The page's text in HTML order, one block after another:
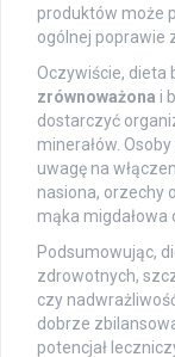
produktów może
ogólnej poprawie
Oczywiście, dieta
zrównoważona i
dostarczyć
minerałów.
uwagę na
nasiona, orzechy
mąka migdałowa
Podsumowując,
zdrowotnych,
czy
dobrze
potencjał